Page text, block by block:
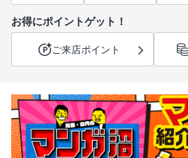
お得にポイントゲット！
ご来店ポイント